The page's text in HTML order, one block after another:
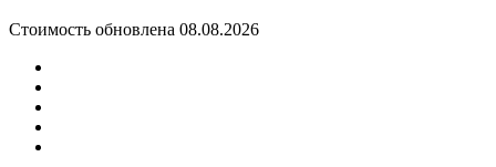
Стоимость обновлена 08.08.2026